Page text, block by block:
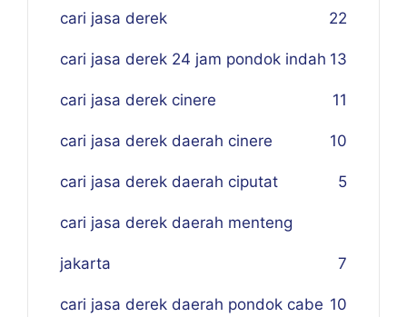
cari jasa derek 22
cari jasa derek 24 jam pondok indah 13
cari jasa derek cinere 11
cari jasa derek daerah cinere 10
cari jasa derek daerah ciputat 5
cari jasa derek daerah menteng
jakarta 7
cari jasa derek daerah pondok cabe 10